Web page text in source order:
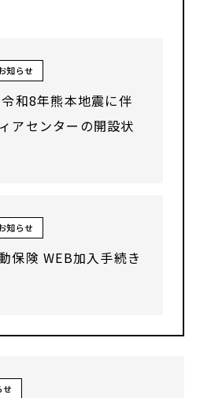
知らせ
令和8年熊本地震に伴
アセンターの開設状
知らせ
保険 WEB加入手続き
せ